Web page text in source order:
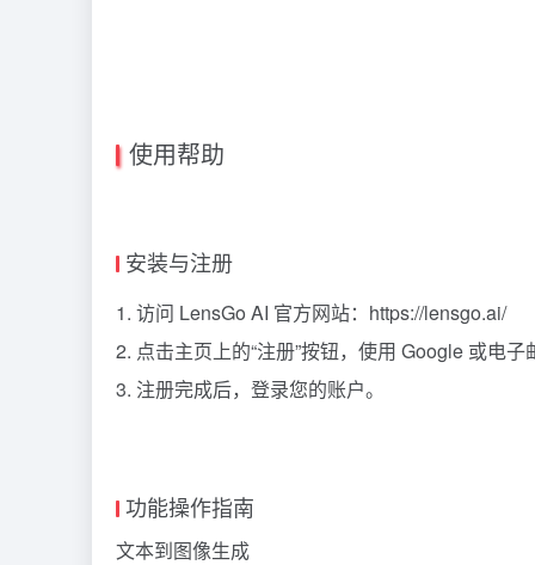
使用帮助
安装与注册
1. 访问 LensGo AI 官方网站：https://lensgo.ai/
2. 点击主页上的“注册”按钮，使用 Google 或电子
3. 注册完成后，登录您的账户。
功能操作指南
文本到图像生成